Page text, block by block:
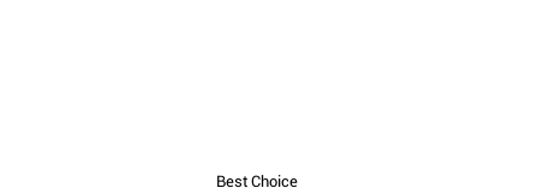
Best Choice